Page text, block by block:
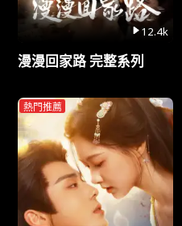
12.4k
漫漫回家路 完整系列
熱門推薦